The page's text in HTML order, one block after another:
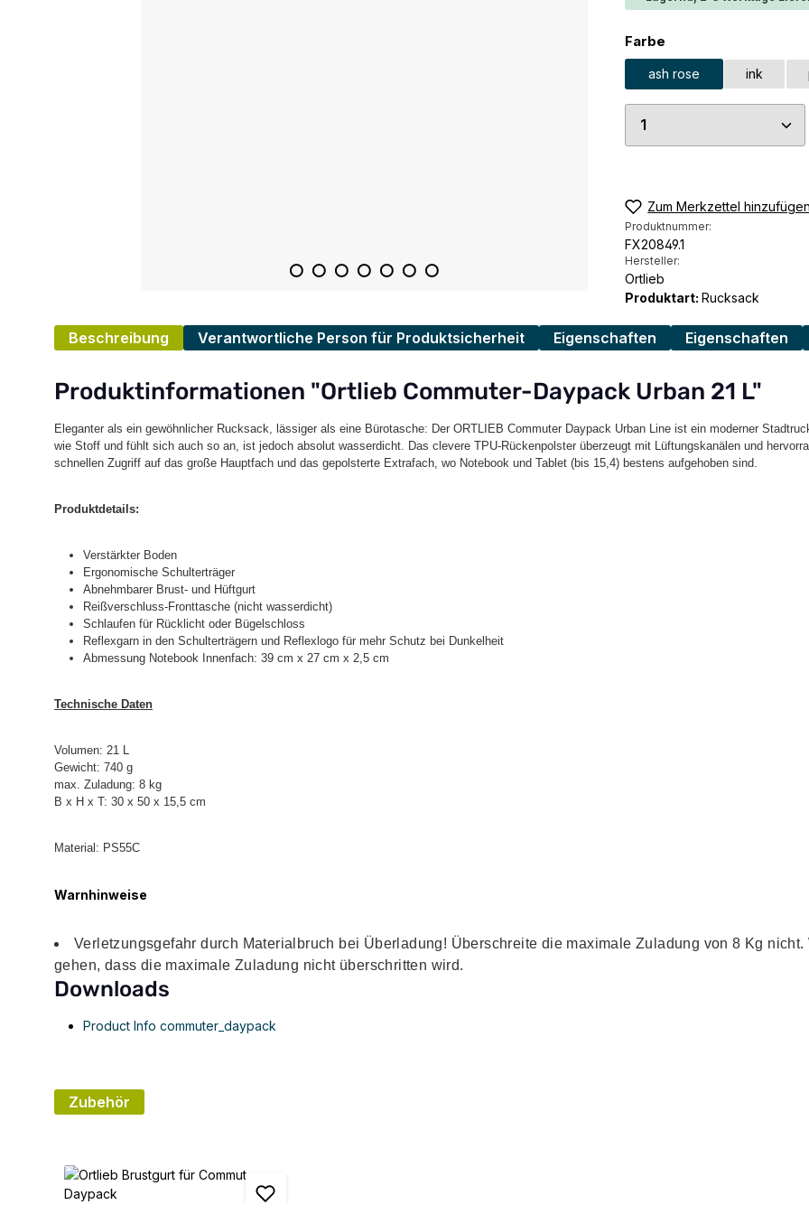
Farbe
ash rose ink
Produkt Anzahl:
Zum Merkzettel
Produktnummer:
FX20849.1
Hersteller:
Ortlieb
Produktart: Rucksack
Beschreibung Verantwortliche Person für Produktsicherheit Eigenschaften Eigenschaften
Produktinformationen "Ortlieb Commuter-Daypack Urban 21 L"
Eleganter als ein gewöhnlicher Rucksack, lässiger als eine Bürotasche: Der ORTLIEB Commuter Daypack Urban Line ist ein moderner
wie Stoff und fühlt sich auch so an, ist jedoch absolut wasserdicht. Das clevere TPU-Rückenpolster überzeugt mit Lüftungskanälen und
schnellen Zugriff auf das große Hauptfach und das gepolsterte Extrafach, wo Notebook und Tablet (bis 15,4) bestens aufgehoben sind.
Produktdetails:
Verstärkter Boden
Ergonomische Schulterträger
Abnehmbarer Brust- und Hüftgurt
Reißverschluss-Fronttasche (nicht wasserdicht)
Schlaufen für Rücklicht oder Bügelschloss
Reflexgarn in den Schulterträgern und Reflexlogo für mehr Schutz bei Dunkelheit
Abmessung Notebook Innenfach: 39 cm x 27 cm x 2,5 cm
Technische Daten
Volumen: 21 L
Gewicht: 740 g
max. Zuladung: 8 kg
B x H x T: 30 x 50 x 15,5 cm
Material: PS55C
Warnhinweise
Verletzungsgefahr durch Materialbruch bei Überladung! Überschreite die maximale Zuladung von 8 Kg
gehen, dass die maximale Zuladung nicht überschritten wird.
Downloads
Product Info commuter_daypack
Zubehör